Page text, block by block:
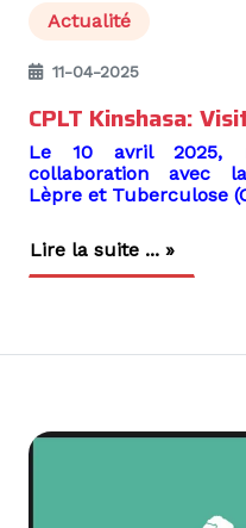
Actualité
11-04-2025
Le 10 avril 2025,
collaboration avec
Lèpre et Tuberculose
Lire la suite ... »